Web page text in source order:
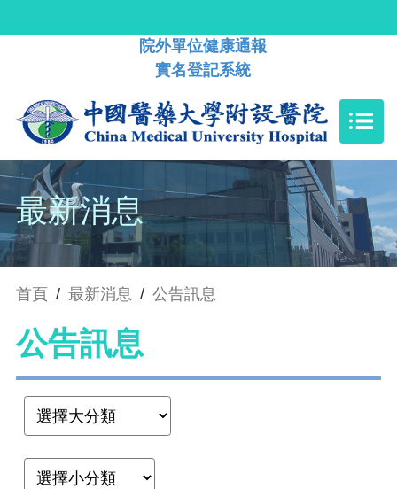
院外單位健康通報
實名登記系統
最新消息
首頁 / 最新消息 / 公告訊息
公告訊息